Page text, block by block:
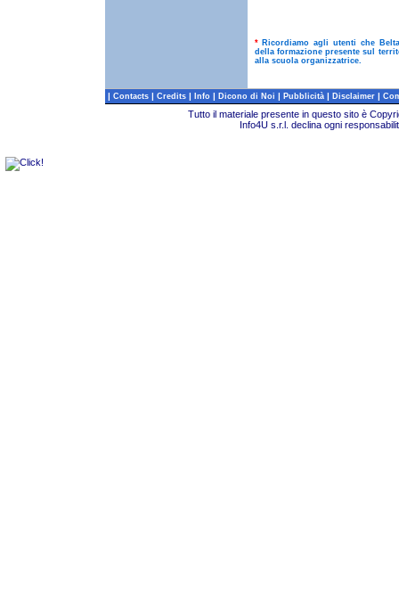
* Ricordiamo agli utenti che
della formazione presente sul
alla scuola organizzatrice.
| Contacts | Credits | Info | Dicono di Noi | Pubblicità | Disclaimer |
Tutto il materiale presente in questo sito è
Info4U s.r.l. declina ogni